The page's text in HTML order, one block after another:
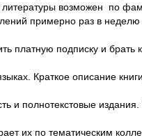
возможен по
примерно раз в неделю
платную подписку и брать
Краткое описание
и полнотекстовые
их по тематическим